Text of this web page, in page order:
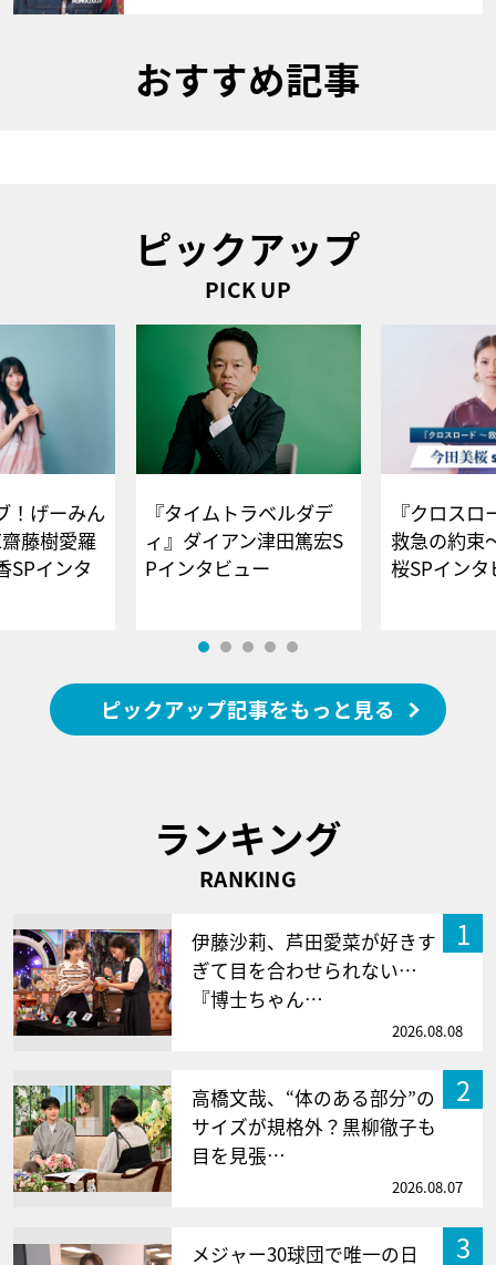
おすすめ記事
ピックアップ
PICK UP
！げーみん
藤樹愛羅
SPインタ
『タイムトラベルダデ
ィ』ダイアン津田篤宏S
Pインタビュー
『クロス
救急の約束
桜SPイ
ピックアップ記事をもっと見る
ランキング
RANKING
1
伊藤沙莉、芦田愛菜が好きす
ぎて目を合わせられない…
『博士ちゃん…
2026.08.08
2
高橋文哉、“体のある部分”の
サイズが規格外？黒柳徹子も
目を見張…
2026.08.07
3
メジャー30球団で唯一の日